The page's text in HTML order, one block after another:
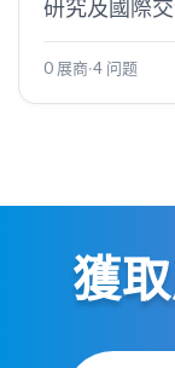
研究及國際
Shanghai）
0 展商·4 问题
獲